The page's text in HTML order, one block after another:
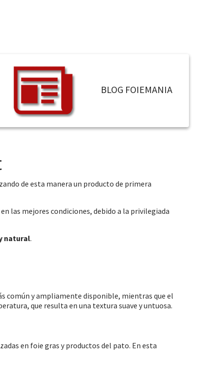
BLOG FOIEMANIA
de esta manera un producto de primera
las mejores condiciones, debido a la privilegiada
natural.
común y ampliamente disponible, mientras que el
que resulta en una textura suave y untuosa.
en foie gras y productos del pato. En esta